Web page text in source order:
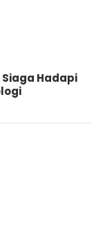
Siaga Hadapi